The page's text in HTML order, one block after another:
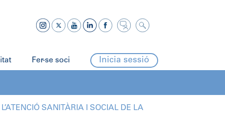
Fer-se soci Inicia sessió
SANITÀRIA I SOCIAL DE LA